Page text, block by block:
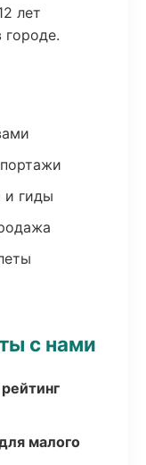
лет
городе.
и гиды
с нами
малого